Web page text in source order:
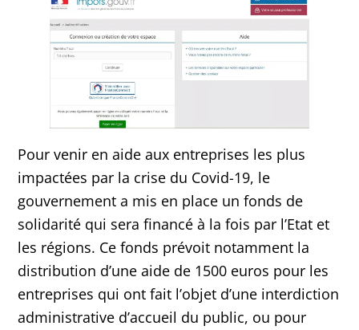
Pour venir en aide aux entreprises les plus
impactées par la crise du Covid-19, le
gouvernement a mis en place un fonds de
solidarité qui sera financé à la fois par l’Etat et
les régions. Ce fonds prévoit notamment la
distribution d’une aide de 1500 euros pour les
entreprises qui ont fait l’objet d’une interdiction
administrative d’accueil du public, ou pour